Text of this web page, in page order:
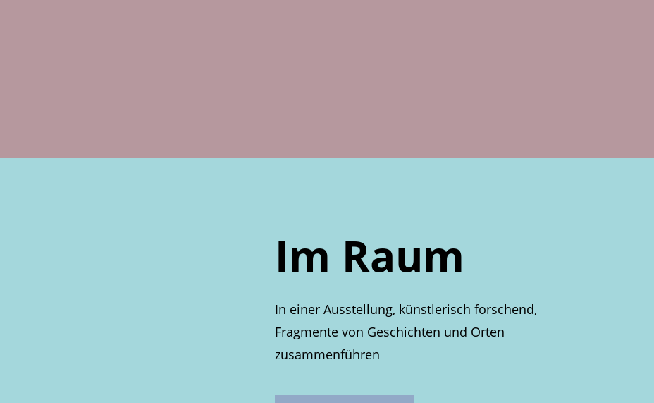
Im Raum
In einer Ausstellung, künstlerisch forschend,
Fragmente von Geschichten und Orten
zusammenführen